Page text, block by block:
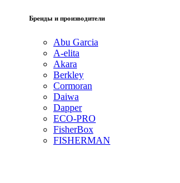
Бренды и производители
Abu Garcia
A-elita
Akara
Berkley
Cormoran
Daiwa
Dapper
ECO-PRO
FisherBox
FISHERMAN